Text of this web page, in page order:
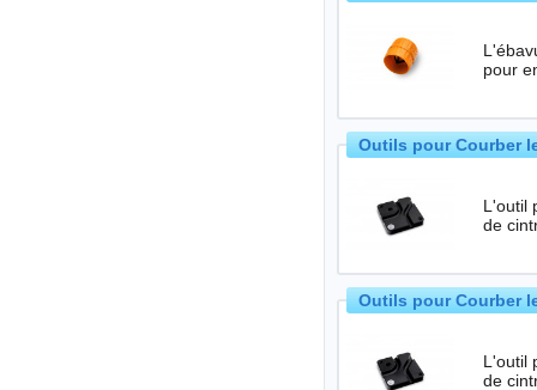
pour
Outils pour Courber
L'outil
de
Outils pour Courber
L'outil
de